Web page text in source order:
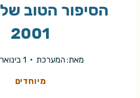
הסיפור הטוב
2001
מאת: המערכת 1 בינואר 2002
מיוחדים